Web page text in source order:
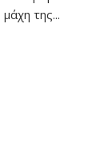
της...